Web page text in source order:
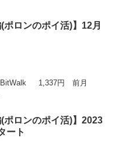
(ポロンのポイ活)】12月
BitWalk 1,337円 前月
(ポロンのポイ活)】2023
ート